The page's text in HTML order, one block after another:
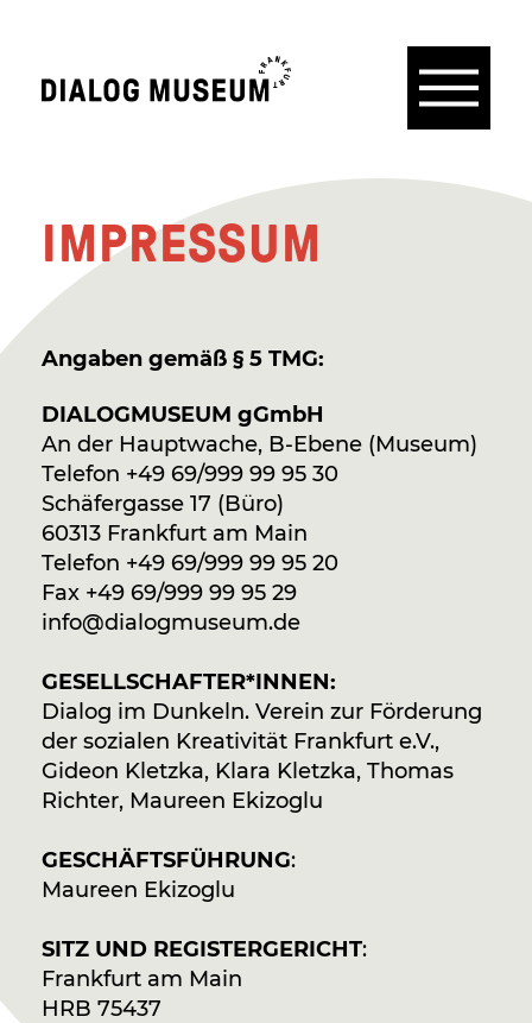
Menü
IMPRESSUM
Angaben gemäß § 5 TMG:
DIALOGMUSEUM gGmbH
An der Hauptwache, B-Ebene (Museum)
Telefon +49 69/999 99 95 30
Schäfergasse 17 (Büro)
60313 Frankfurt am Main
Telefon +49 69/999 99 95 20
Fax +49 69/999 99 95 29
ed.muesumgolaid
@ofni
GESELLSCHAFTER*INNEN:
Dialog im Dunkeln. Verein zur Förderung
der sozialen Kreativität Frankfurt e.V.,
Gideon Kletzka, Klara Kletzka, Thomas
Richter, Maureen Ekizoglu
GESCHÄFTSFÜHRUNG:
Maureen Ekizoglu
SITZ UND REGISTERGERICHT:
Frankfurt am Main
HRB 75437